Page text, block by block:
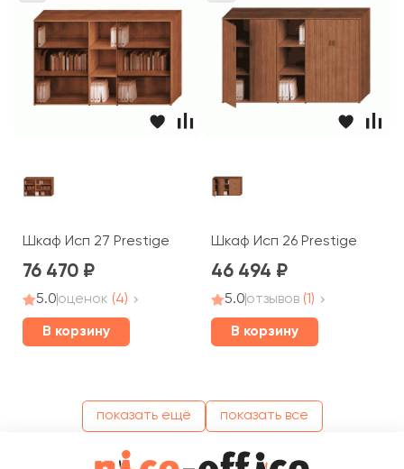
Шкаф Исп 27 Prestige
76 470
5.0оценок (4)
В корзину
Шкаф Исп 26 Prestige
46 494
5.0отзывов (1)
В корзину
показать ещё показать все